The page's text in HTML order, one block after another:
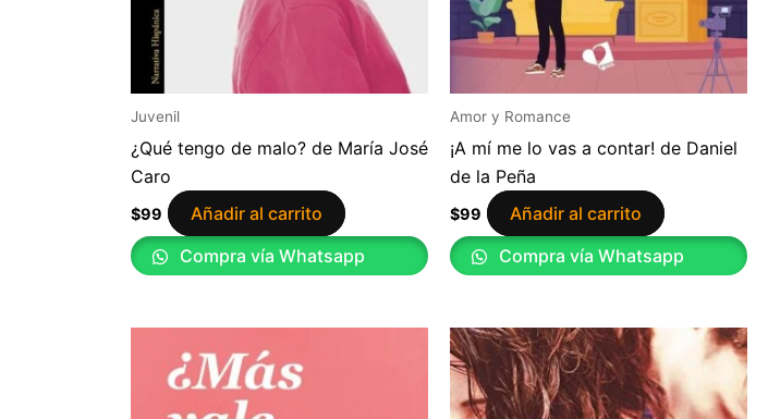
Juvenil
¿Qué tengo de malo? de María José
Caro
$99
Añadir al carrito
Compra vía Whatsapp
Amor y Romance
¡A mí me lo vas a contar! de Daniel
de la Peña
$99
Añadir al carrito
Compra vía Whatsapp